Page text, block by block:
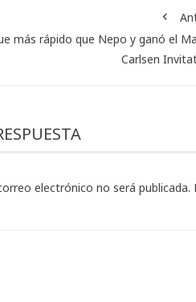
más rápido que Nepo y ganó el
Carlsen
electrónico no será publicada.